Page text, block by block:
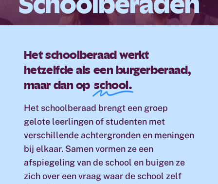
Het schoolberaad werkt
hetzelfde als een burgerberaad,
maar dan op school.
Het schoolberaad brengt een groep
gelote leerlingen of studenten met
verschillende achtergronden en meningen
bij elkaar. Samen vormen ze een
afspiegeling van de school en buigen ze
zich over een vraag waar de school zelf